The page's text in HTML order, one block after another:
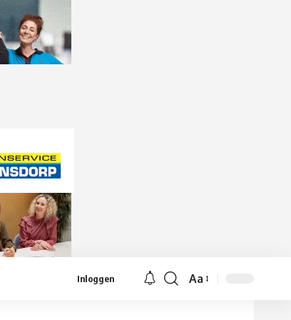
Inloggen
Lettergrootte
Aa